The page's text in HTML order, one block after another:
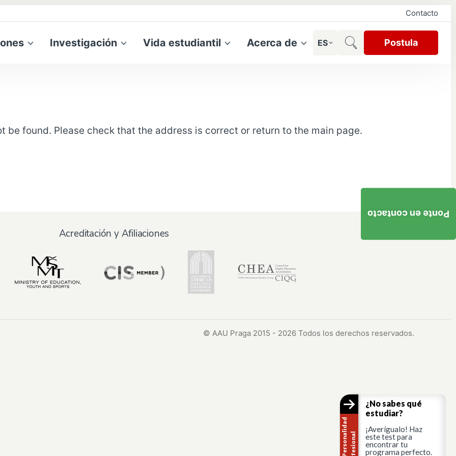
Investigación Vida estudiantil Acerca de ES Postula
Contacto
be found. Please check that the address is correct or return to the main page.
Acreditación y Afiliaciones
© AAU Praga 2015 - 2026 Todos los derechos reservados.
Ponte en contacto
l
l
¿No sabes qué
estudiar?
¡Averígualo! Haz
este test para
encontrar tu
programa perfecto.